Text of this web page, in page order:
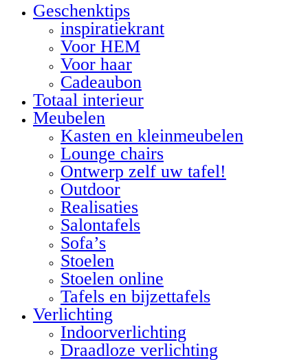
Geschenktips
inspiratiekrant
Voor HEM
Voor haar
Cadeaubon
Totaal interieur
Meubelen
Kasten en kleinmeubelen
Lounge chairs
Ontwerp zelf uw tafel!
Outdoor
Realisaties
Salontafels
Sofa’s
Stoelen
Stoelen online
Tafels en bijzettafels
Verlichting
Indoorverlichting
Draadloze verlichting